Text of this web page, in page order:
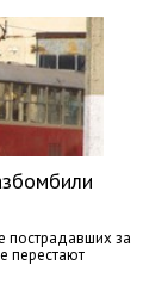
пострадавших за
перестают